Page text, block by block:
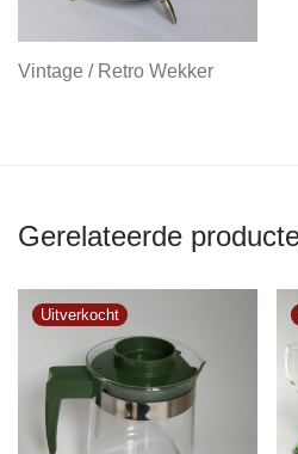
Vintage / Retro Wekker
Gerelateerde